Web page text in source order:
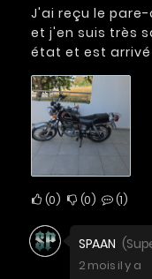
J'ai reçu le pare-
et j'en suis très
état et est
0 0 1
SPAAN
2 mois il y a